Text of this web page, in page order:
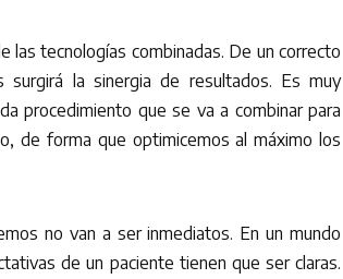
las tecnologías combinadas. De un correcto
surgirá la sinergia de resultados. Es muy
procedimiento que se va a combinar para
de forma que optimicemos al máximo los
no van a ser inmediatos. En un mundo
de un paciente tienen que ser claras.